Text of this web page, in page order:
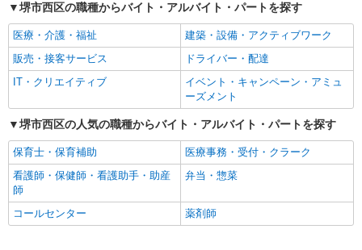
堺市西区の職種からバイト・アルバイト・パートを探す
医療・介護・福祉
建築・設備・アクティブワーク
販売・接客サービス
ドライバー・配達
IT・クリエイティブ
イベント・キャンペーン・アミュ
ーズメント
堺市西区の人気の職種からバイト・アルバイト・パートを探す
保育士・保育補助
医療事務・受付・クラーク
看護師・保健師・看護助手・助産
師
弁当・惣菜
コールセンター 薬剤師